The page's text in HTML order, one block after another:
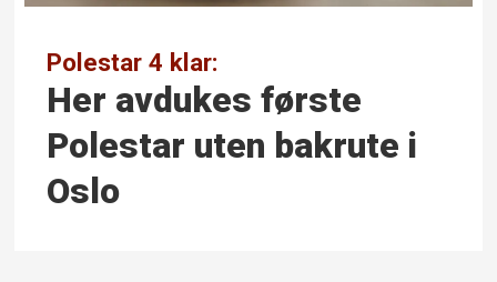
Polestar 4 klar:
Her avdukes første
Polestar uten bakrute i
Oslo